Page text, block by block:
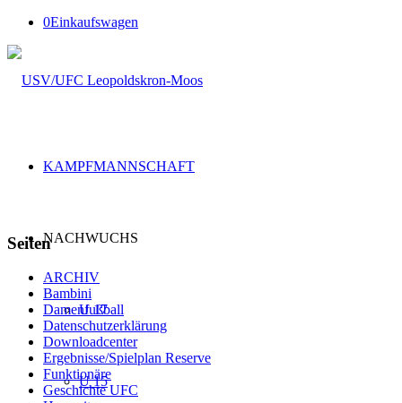
0Einkaufswagen
KAMPFMANNSCHAFT
NACHWUCHS
U 17
U 15
Seiten
ARCHIV
Bambini
Damenfußball
Datenschutzerklärung
Downloadcenter
Ergebnisse/Spielplan Reserve
Funktionäre
Geschichte UFC